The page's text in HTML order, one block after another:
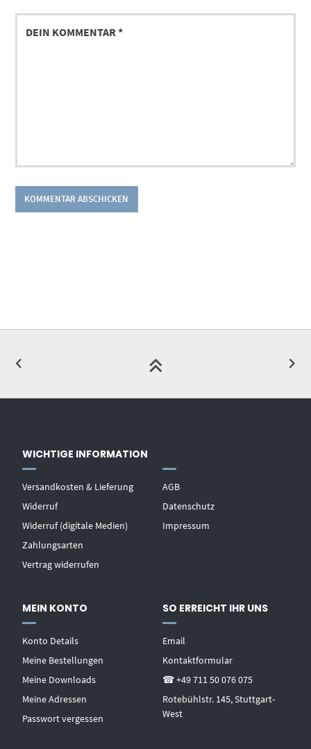
DEIN
KOMMENTAR
WICHTIGE INFORMATION
Versandkosten & Lieferung
Widerruf
Widerruf (digitale Medien)
Zahlungsarten
Vertrag widerrufen
AGB
Datenschutz
Impressum
MEIN KONTO
Konto Details
Meine Bestellungen
Meine Downloads
Meine Adressen
Passwort vergessen
SO ERREICHT IHR UNS
Email
Kontaktformular
☎ +49 711 50 076 075
Rotebühlstr. 145, Stuttgart-
West